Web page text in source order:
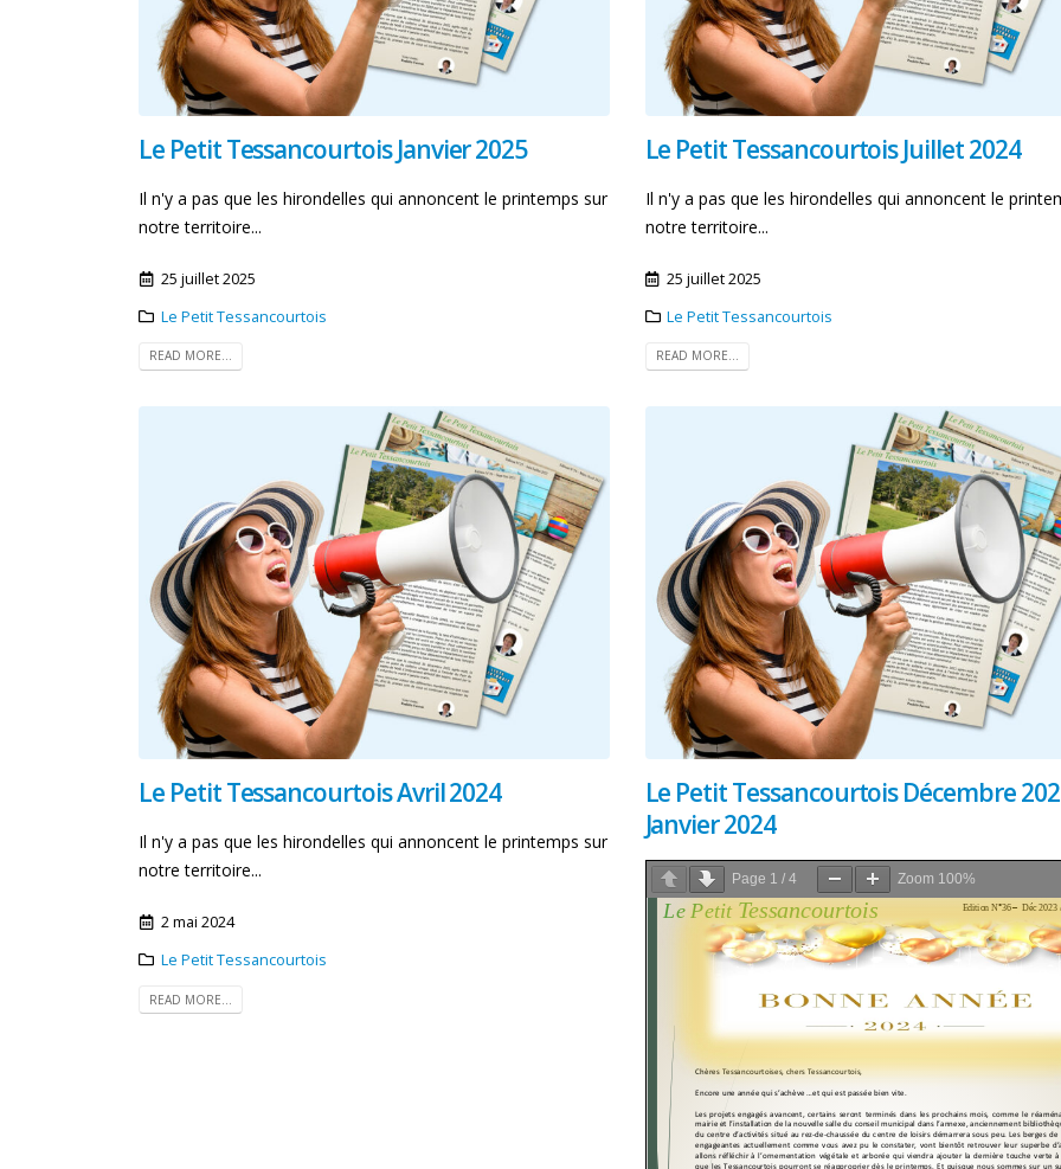
Le Petit Tessancourtois Janvier 2025
Il n'y a pas que les hirondelles qui annoncent le printemps sur
notre territoire...
25 juillet 2025
Le Petit Tessancourtois
READ MORE...
Le Petit Tessancourtois Juillet 2024
Il n'y a pas que les hirondelles qui annoncent le
notre territoire...
25 juillet 2025
Le Petit Tessancourtois
READ MORE...
Le Petit Tessancourtois Avril 2024
Il n'y a pas que les hirondelles qui annoncent le printemps sur
notre territoire...
2 mai 2024
Le Petit Tessancourtois
READ MORE...
Le Petit Tessancourtois Décembre
Janvier 2024
Page 1 / 4 Zoom 100%